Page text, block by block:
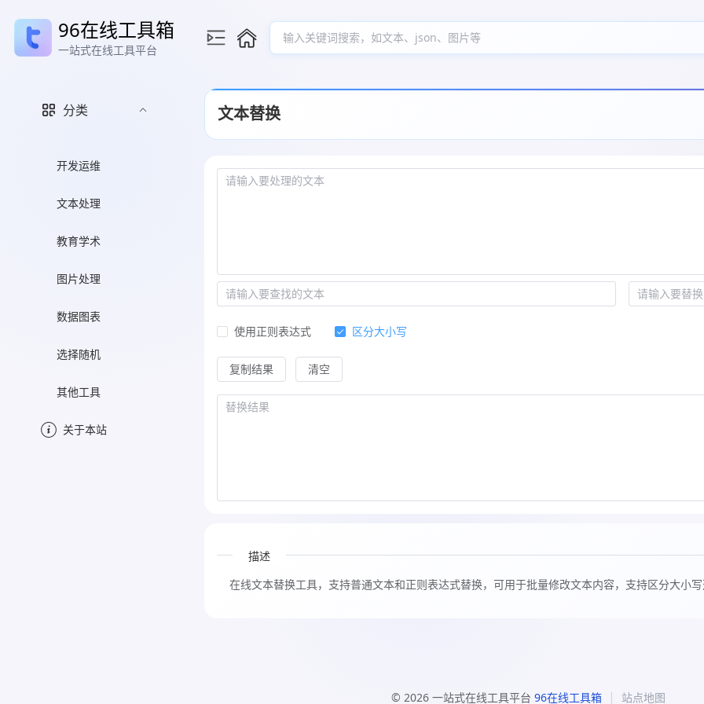
96在线工具箱
一站式在线工具平台
分类
开发运维
文本处理
教育学术
图片处理
数据图表
选择随机
其他工具
关于本站
输入关键词搜索，如文本、json、图片等
文本替换
使用正则表达式 区分大小写
复制结果 清空
描述
在线文本替换工具，支持普通文本和正则表达式替换，可用于批量修改文本内容，支持区分大小
© 2026 一站式在线工具平台 96在线工具箱 | 站点地图